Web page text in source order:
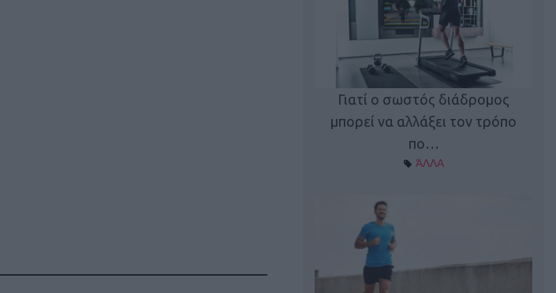
Γιατί ο σωστός διάδρομος
μπορεί να αλλάξει τον τρόπο
πο…
ΆΛΛΑ